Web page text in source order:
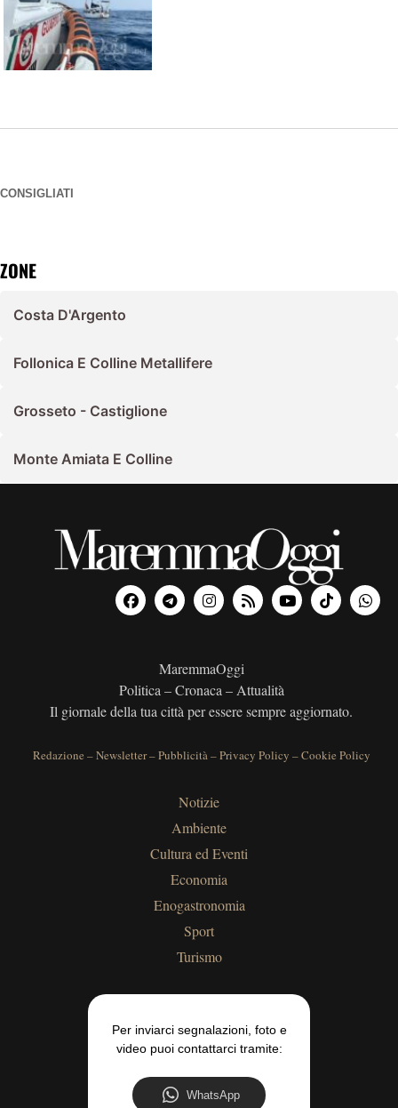
CONSIGLIATI
ZONE
Costa D'Argento
Follonica E Colline Metallifere
Grosseto - Castiglione
Monte Amiata E Colline
MaremmaOggi
Politica – Cronaca – Attualità
Il giornale della tua città per essere sempre aggiornato.
Redazione –Newsletter–Pubblicità–Privacy Policy –Cookie Policy
Notizie
Ambiente
Cultura ed Eventi
Economia
Enogastronomia
Sport
Turismo
Per inviarci segnalazioni, foto e
video puoi contattarci tramite:
WhatsApp